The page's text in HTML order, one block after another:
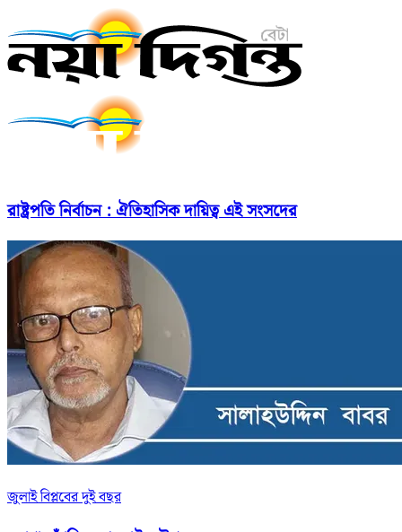
রাষ্ট্রপতি নির্বাচন : ঐতিহাসিক দায়িত্ব এই সংসদের
জুলাই বিপ্লবের দুই বছর